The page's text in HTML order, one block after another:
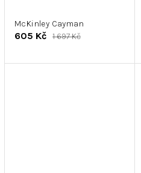
McKinley Cayman
605 Kč 1 697 Kč